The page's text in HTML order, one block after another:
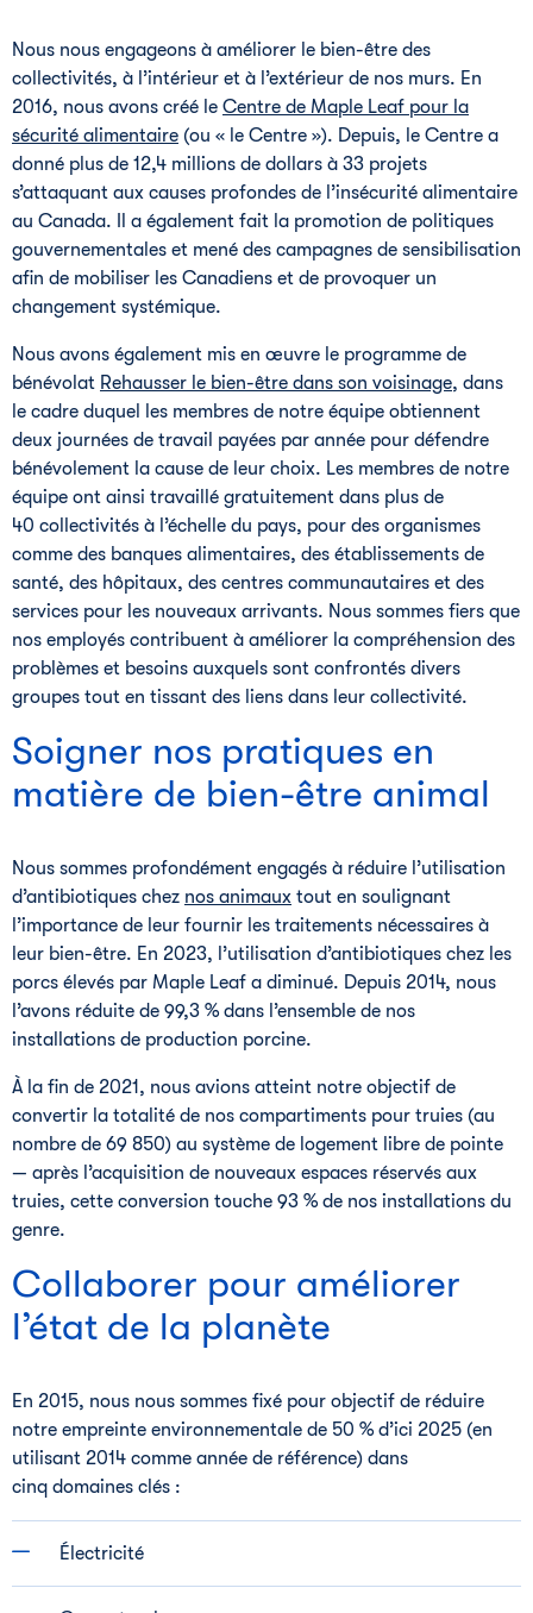
Nous nous engageons à améliorer le bien-être des
collectivités, à l’intérieur et à l’extérieur de nos murs. En
2016, nous avons créé le Centre de Maple Leaf pour la
sécurité alimentaire (ou « le Centre »). Depuis, le Centre a
donné plus de 12,4 millions de dollars à 33 projets
s’attaquant aux causes profondes de l’insécurité alimentaire
au Canada. Il a également fait la promotion de politiques
gouvernementales et mené des campagnes de sensibilisation
afin de mobiliser les Canadiens et de provoquer un
changement systémique.
Nous avons également mis en œuvre le programme de
bénévolat Rehausser le bien-être dans son voisinage, dans
le cadre duquel les membres de notre équipe obtiennent
deux journées de travail payées par année pour défendre
bénévolement la cause de leur choix. Les membres de notre
équipe ont ainsi travaillé gratuitement dans plus de
40 collectivités à l’échelle du pays, pour des organismes
comme des banques alimentaires, des établissements de
santé, des hôpitaux, des centres communautaires et des
services pour les nouveaux arrivants. Nous sommes fiers que
nos employés contribuent à améliorer la compréhension des
problèmes et besoins auxquels sont confrontés divers
groupes tout en tissant des liens dans leur collectivité.
Soigner nos pratiques en
matière de bien-être animal
Nous sommes profondément engagés à réduire l’utilisation
d’antibiotiques chez nos animaux tout en soulignant
l’importance de leur fournir les traitements nécessaires à
leur bien-être. En 2023, l’utilisation d’antibiotiques chez les
porcs élevés par Maple Leaf a diminué. Depuis 2014, nous
l’avons réduite de 99,3 % dans l’ensemble de nos
installations de production porcine.
À la fin de 2021, nous avions atteint notre objectif de
convertir la totalité de nos compartiments pour truies (au
nombre de 69 850) au système de logement libre de pointe
— après l’acquisition de nouveaux espaces réservés aux
truies, cette conversion touche 93 % de nos installations du
genre.
Collaborer pour améliorer
l’état de la planète
En 2015, nous nous sommes fixé pour objectif de réduire
notre empreinte environnementale de 50 % d’ici 2025 (en
utilisant 2014 comme année de référence) dans
cinq domaines clés :
Électricité